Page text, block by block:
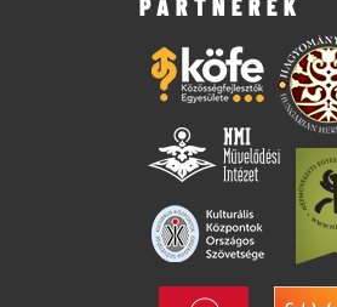
PARTNEREK